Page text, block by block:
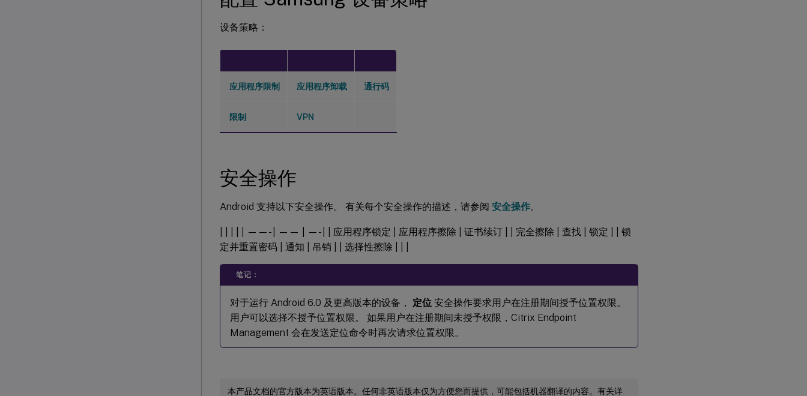
设备策略：
应用程序限制 应用程序卸载 通行码
限制 VPN
安全操作
Android 支持以下安全操作。 有关每个安全操作的描述，请参阅 安全操作。
| | | | | ——- | —— | —- | | 应用程序锁定 | 应用程序擦除 | 证书续订 | | 完全擦除 | 查找 | 锁定 | | 锁
定并重置密码 | 通知 | 吊销 | | 选择性擦除 | | |
笔记：
对于运行 Android 6.0 及更高版本的设备， 定位 安全操作要求用户在注册期间授予位置权限。
用户可以选择不授予位置权限。 如果用户在注册期间未授予权限，Citrix Endpoint
Management 会在发送定位命令时再次请求位置权限。
本产品文档的官方版本为英语版本。任何非英语版本仅为方便您而提供，可能包括机器翻译的内容。有关详